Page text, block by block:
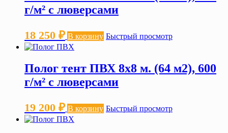
г/м² с люверсами
18 250 ₽ В корзину Быстрый просмотр
Полог тент ПВХ 8х8 м. (64 м2), 600
г/м² с люверсами
19 200 ₽ В корзину Быстрый просмотр